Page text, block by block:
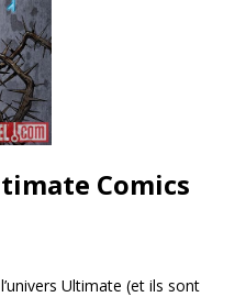
Comics
Ultimate (et ils sont